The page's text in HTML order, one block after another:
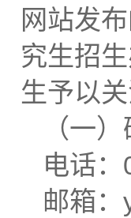
网站发
究生招
生予以
（一
电话
邮箱